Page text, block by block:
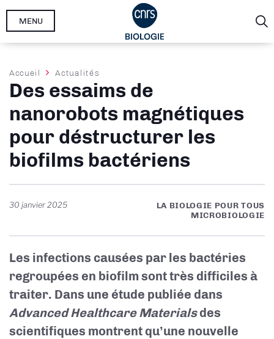
Aller
MENU
Fil
d'Ariane
Accueil Actualités
Des essaims de
nanorobots magnétiques
pour déstructurer les
biofilms bactériens
30 janvier 2025
LA BIOLOGIE POUR TOUS
MICROBIOLOGIE
Les infections causées par les bactéries
regroupées en biofilm sont très difficiles à
traiter. Dans une étude publiée dans
Advanced Healthcare Materialsdes
scientifiques montrent qu’une nouvelle